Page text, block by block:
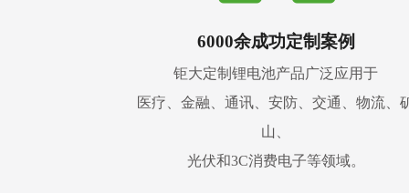
6000余成功定制案例
钜大定制锂电池产品广泛应用于
医疗、金融、通讯、安防、交通、物流、
山、
光伏和3C消费电子等领域。